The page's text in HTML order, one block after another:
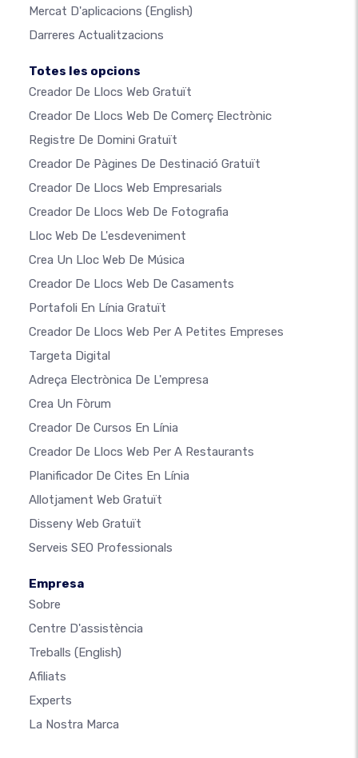
Mercat D'aplicacions (English)
Darreres Actualitzacions
Totes les opcions
Creador De Llocs Web Gratuït
Creador De Llocs Web De Comerç Electrònic
Registre De Domini Gratuït
Creador De Pàgines De Destinació Gratuït
Creador De Llocs Web Empresarials
Creador De Llocs Web De Fotografia
Lloc Web De L'esdeveniment
Crea Un Lloc Web De Música
Creador De Llocs Web De Casaments
Portafoli En Línia Gratuït
Creador De Llocs Web Per A Petites Empreses
Targeta Digital
Adreça Electrònica De L'empresa
Crea Un Fòrum
Creador De Cursos En Línia
Creador De Llocs Web Per A Restaurants
Planificador De Cites En Línia
Allotjament Web Gratuït
Disseny Web Gratuït
Serveis SEO Professionals
Empresa
Sobre
Centre D'assistència
Treballs (English)
Afiliats
Experts
La Nostra Marca